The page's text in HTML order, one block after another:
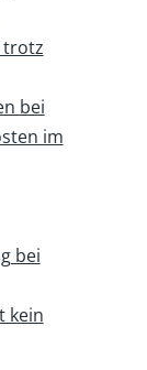
trotz
bei
im
bei
kein